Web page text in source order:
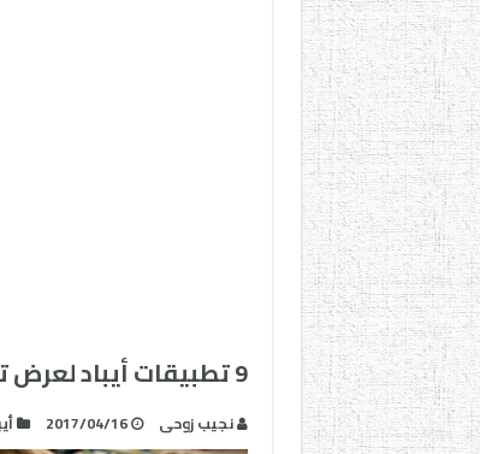
9 تطبيقات أيباد لعرض تعلمات الطلاب
نجيب زوحى 2017/04/16